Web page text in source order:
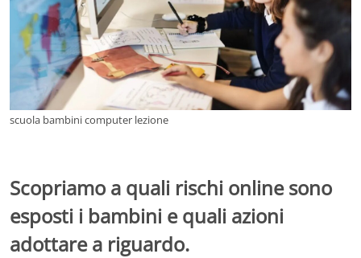
scuola bambini computer lezione
Scopriamo a quali rischi online sono
esposti i bambini e quali azioni
adottare a riguardo.